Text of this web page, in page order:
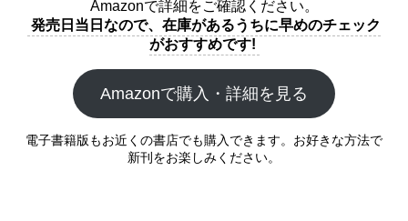
Amazonで詳細をご確認ください。
発売日当日なので、在庫があるうちに早めのチェック
がおすすめです!
Amazonで購入・詳細を見る
電子書籍版もお近くの書店でも購入できます。お好きな方法で
新刊をお楽しみください。